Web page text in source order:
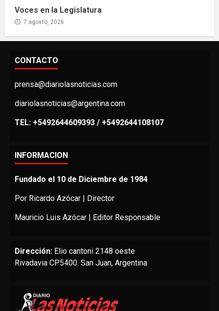
Voces en la Legislatura
7 agosto, 2026
CONTACTO
prensa@diariolasnoticias.com
diariolasnoticias@argentina.com
TEL: +5492644609393 / +5492644108107
INFORMACION
Fundado el 10 de Diciembre de 1984
Por Ricardo Azócar | Director
Mauricio Luis Azócar | Editor Responsable
Dirección: Elio cantoni 2148 oeste
Rivadavia CP5400. San Juan, Argentina